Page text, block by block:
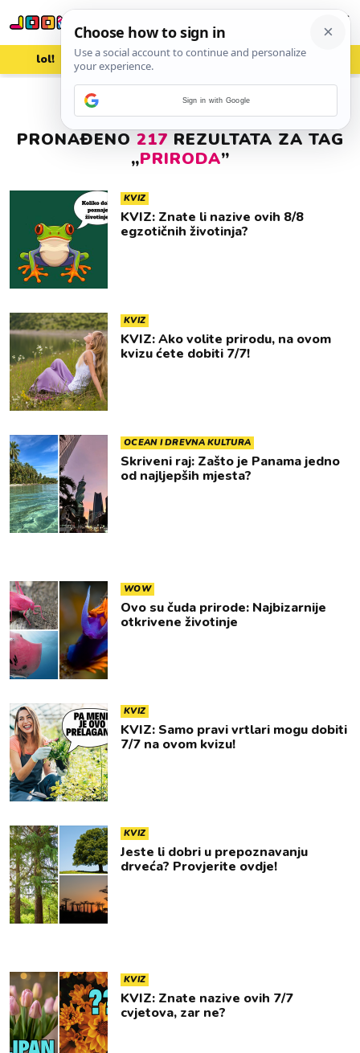
lol! aww vrh! woot?!
PRONAĐENO 217 REZULTATA ZA TAG
„PRIRODA”
KVIZ
KVIZ: Znate li nazive ovih 8/8
egzotičnih životinja?
KVIZ
KVIZ: Ako volite prirodu, na ovom
kvizu ćete dobiti 7/7!
OCEAN I DREVNA KULTURA
Skriveni raj: Zašto je Panama jedno
od najljepših mjesta?
WOW
Ovo su čuda prirode: Najbizarnije
otkrivene životinje
KVIZ
KVIZ: Samo pravi vrtlari mogu dobiti
7/7 na ovom kvizu!
KVIZ
Jeste li dobri u prepoznavanju
drveća? Provjerite ovdje!
KVIZ
KVIZ: Znate nazive ovih 7/7
cvjetova, zar ne?
Sign in with Google